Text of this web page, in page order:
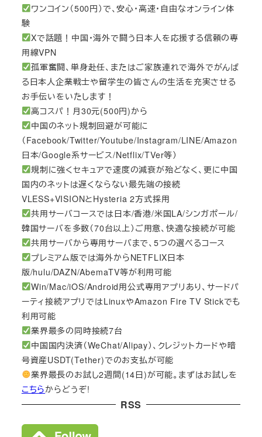
ワンコイン（500円）で、安心・高速・自由なオンライン体
験
Xで話題！中国・海外で闘う日本人を応援する信頼の専
用線VPN
孤軍奮闘、単身赴任、またはご家族連れで海外でがんば
る日本人企業戦士や留学生の皆さんの生活を充実させる
お手伝いをいたします！
高コスパ！月30元(500円)から
中国のネット規制回避が可能に
（Facebook/Twitter/Youtube/Instagram/LINE/Amazon
日本/Google系サービス/Netflix/TVer等）
規制に強くセキュアで速度の減衰が殆どなく、更に中国
国内のネットは遅くならない最先端の接続
VLESS+VISIONとHysteria 2方式採用
共用サーバコースでは日本/香港/米国LA/シンガポール/
韓国サーバを多数（70台以上）ご用意、快適な接続が可能
共用サーバから専用サーバまで、5つの選べるコース
プレミアム版では海外からNETFLIX日本
版/hulu/DAZN/AbemaTV等が利用可能
Win/Mac/iOS/Android用公式専用アプリあり、サードパ
ーティ接続アプリではLinuxやAmazon Fire TV Stickでも
利用可能
業界最多の同時接続7台
中国国内決済（WeChat/Alipay）、クレジットカードや暗
号資産USDT(Tether)でのお支払が可能
業界最長のお試し2週間(14日)が可能。まずはお試しを
こちらからどうぞ!
RSS